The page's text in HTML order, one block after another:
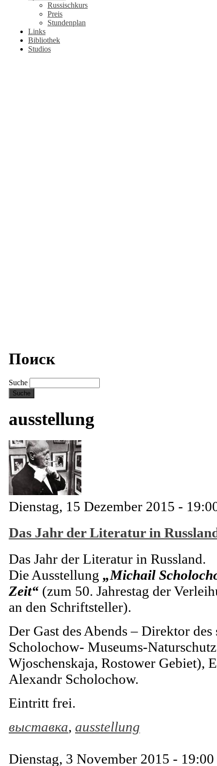
Russischkurs
Preis
Stundenplan
Links
Bibliothek
Studios
Поиск
Suche
ausstellung
Dienstag, 15 Dezember 2015 -
Das Jahr der Literatur in
Das Jahr der Literatur in Russland.
Die Ausstellung „Michail
Zeit“ (zum 50. Jahrestag der
an den Schriftsteller).
Der Gast des Abends – Direktor
Scholochow- Museums-
Wjoschenskaja, Rostower Gebiet),
Alexandr Scholochow.
Eintritt frei.
выставка, ausstellung
Dienstag, 3 November 2015 - 19:00